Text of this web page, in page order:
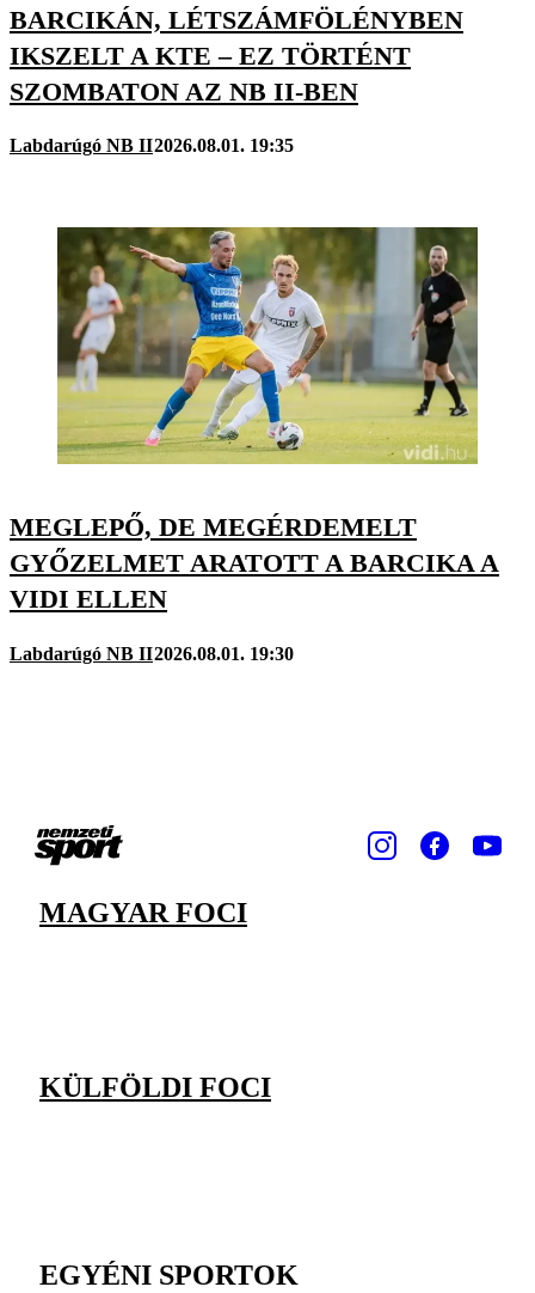
BARCIKÁN, LÉTSZÁMFÖLÉNYBEN
IKSZELT A KTE – EZ TÖRTÉNT
SZOMBATON AZ NB II-BEN
Labdarúgó NB II2026.08.01. 19:35
MEGLEPŐ, DE MEGÉRDEMELT
GYŐZELMET ARATOTT A BARCIKA A
VIDI ELLEN
Labdarúgó NB II2026.08.01. 19:30
MAGYAR FOCI
KÜLFÖLDI FOCI
EGYÉNI SPORTOK